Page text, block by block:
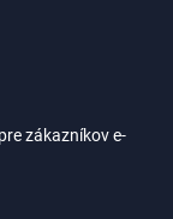
zákazníkov e-